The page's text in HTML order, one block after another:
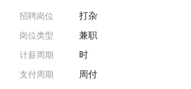
招聘岗位 打杂
岗位类型 兼职
计薪周期 时
支付周期 周付